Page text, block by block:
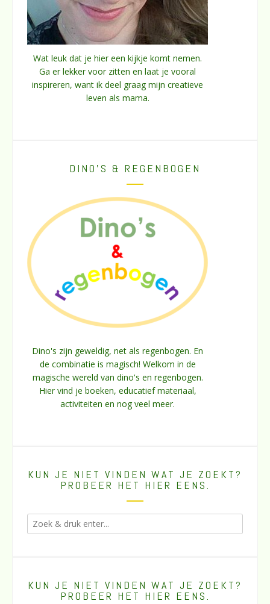
Wat leuk dat je hier een kijkje komt nemen.
Ga er lekker voor zitten en laat je vooral
inspireren, want ik deel graag mijn creatieve
leven als mama.
DINO’S & REGENBOGEN
Dino's zijn geweldig, net als regenbogen. En
de combinatie is magisch! Welkom in de
magische wereld van dino's en regenbogen.
Hier vind je boeken, educatief materiaal,
activiteiten en nog veel meer.
KUN JE NIET VINDEN WAT JE ZOEKT?
PROBEER HET HIER EENS.
KUN JE NIET VINDEN WAT JE ZOEKT?
PROBEER HET HIER EENS.